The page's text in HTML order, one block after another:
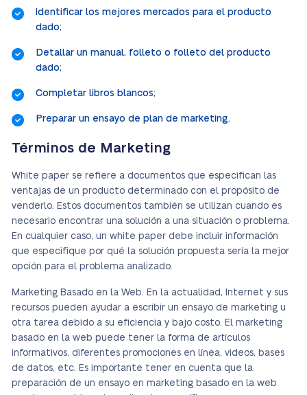
Identificar los mejores mercados para el producto
dado;
Detallar un manual, folleto o folleto del producto
dado;
Completar libros blancos;
Preparar un ensayo de plan de marketing.
Términos de Marketing
White paper se refiere a documentos que especifican las
ventajas de un producto determinado con el propósito de
venderlo. Estos documentos también se utilizan cuando es
necesario encontrar una solución a una situación o problema.
En cualquier caso, un white paper debe incluir información
que especifique por qué la solución propuesta sería la mejor
opción para el problema analizado.
Marketing Basado en la Web. En la actualidad, Internet y sus
recursos pueden ayudar a escribir un ensayo de marketing u
otra tarea debido a su eficiencia y bajo costo. El marketing
basado en la web puede tener la forma de artículos
informativos, diferentes promociones en línea, videos, bases
de datos, etc. Es importante tener en cuenta que la
preparación de un ensayo en marketing basado en la web